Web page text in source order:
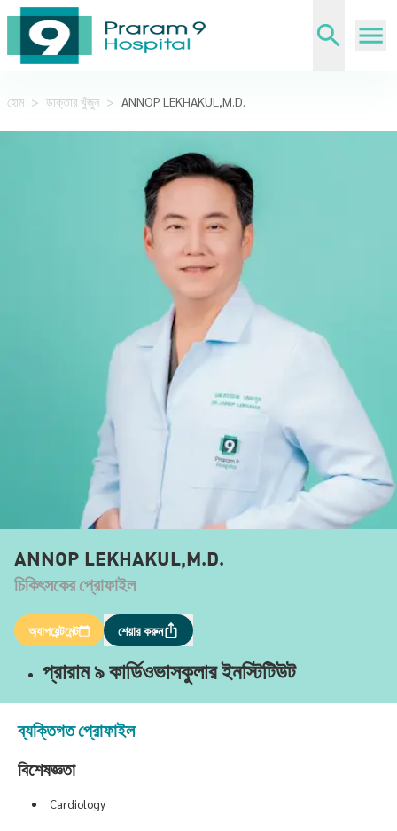
হোম > ডাক্তার খুঁজুন > ANNOP LEKHAKUL,M.D.
ANNOP LEKHAKUL,M.D.
চিকিৎসকের প্রোফাইল
অ্যাপয়েন্টমেন্ট শেয়ার করুন
প্রারাম ৯ কার্ডিওভাসকুলার ইনস্টিটিউট
ব্যক্তিগত প্রোফাইল
বিশেষজ্ঞতা
Cardiology